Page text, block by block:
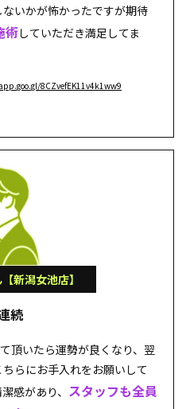
いかが怖かったですが期待
術していただき満足してま
8CZvefEK11v4k1ww9
新潟女池店】
続
頂いたら運勢が良くなり、翌
らにお手入れをお願いして
感があり、 スタッフも全員